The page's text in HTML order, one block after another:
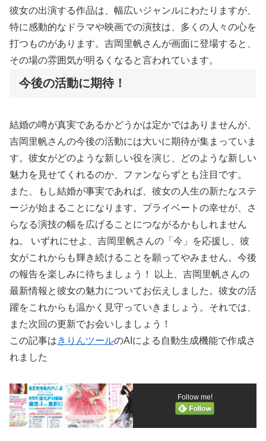
彼女の出演する作品は、幅広いジャンルにわたりますが、
特に感動的なドラマや映画での演技は、多くの人々の心を
打つものがあります。吉岡里帆さんが画面に登場すると、
その場の雰囲気が明るくなると言われています。
今後の活動に期待！
結婚の噂が真実であるかどうかは定かではありませんが、
吉岡里帆さんの今後の活動には大いに期待が集まっていま
す。彼女がどのような新しい役を演じ、どのような新しい
魅力を見せてくれるのか、ファンならずとも注目です。
また、もし結婚が事実であれば、彼女の人生の新たなステ
ージが始まることになります。プライベートの幸せが、さ
らなる演技の幅を広げることにつながるかもしれません
ね。 いずれにせよ、吉岡里帆さんの「今」を応援し、彼
女がこれからも輝き続けることを願ってやみません。今後
の報告を楽しみに待ちましょう！ 以上、吉岡里帆さんの
最新情報と彼女の魅力についてお伝えしました。彼女の活
躍をこれからも温かく見守っていきましょう。それでは、
また次回の更新でお会いしましょう！
この記事はきりんツールのAIによる自動生成機能で作成さ
れました
Follow me!